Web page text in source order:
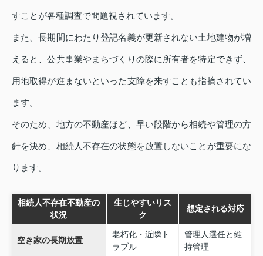
すことが各種調査で問題視されています。
また、長期間にわたり登記名義が更新されない土地建物が増
えると、公共事業やまちづくりの際に所有者を特定できず、
用地取得が進まないといった支障を来すことも指摘されてい
ます。
そのため、地方の不動産ほど、早い段階から相続や管理の方
針を決め、相続人不存在の状態を放置しないことが重要にな
ります。
相続人不存在不動産の
状況
生じやすいリス
ク
想定される対応
空き家の長期放置
老朽化・近隣ト
ラブル
管理人選任と維
持管理